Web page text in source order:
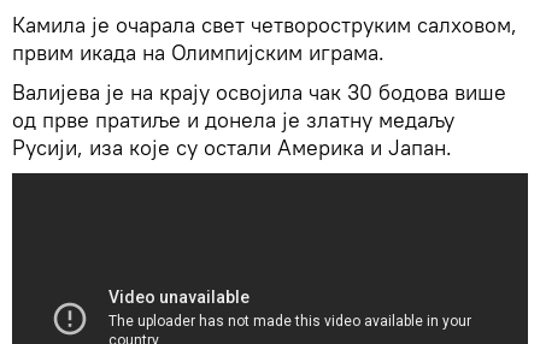
Камила је очарала свет четвороструким салховом,
првим икада на Олимпијским играма.
Валијева је на крају освојила чак 30 бодова више
од прве пратиље и донела је златну медаљу
Русији, иза које су остали Америка и Јапан.